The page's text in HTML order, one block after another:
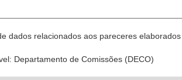
Abertos
dados relacionados aos pareceres
Departamento de Comissões (DECO)